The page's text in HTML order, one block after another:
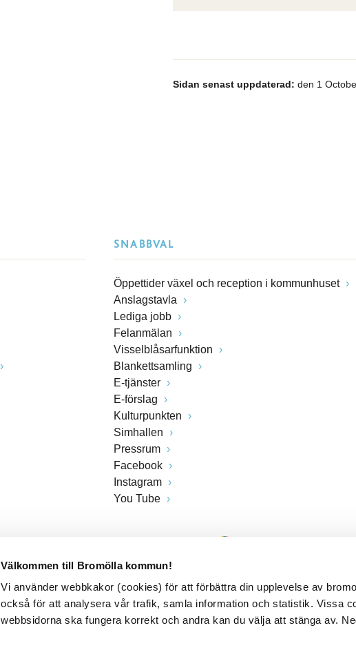
Välkommen till Bromölla kommun!
Vi använder webbkakor (cookies) för att förbättra din upplevelse av
också för att analysera vår trafik, samla information och statistik. Vissa
webbsidorna ska fungera korrekt och andra kan du välja att stänga av.
Sidan senast uppdaterad: den 1
SNABBVAL
Öppettider växel och reception i kommunhuset
Anslagstavla
Lediga jobb
Felanmälan
Visselblåsarfunktion
Blankettsamling
E-tjänster
E-förslag
Kulturpunkten
Simhallen
Pressrum
Facebook
Instagram
You Tube